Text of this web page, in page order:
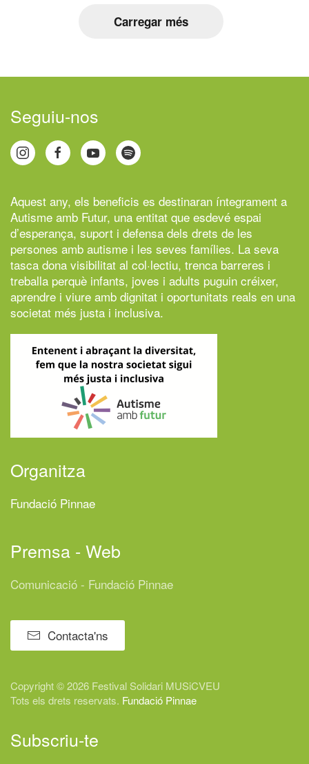
Carregar més
Seguiu-nos
Aquest any, els beneficis es destinaran íntegrament a
Autisme amb Futur, una entitat que esdevé espai
d’esperança, suport i defensa dels drets de les
persones amb autisme i les seves famílies. La seva
tasca dona visibilitat al col·lectiu, trenca barreres i
treballa perquè infants, joves i adults puguin créixer,
aprendre i viure amb dignitat i oportunitats reals en una
societat més justa i inclusiva.
Organitza
Fundació Pinnae
Premsa - Web
Comunicació - Fundació Pinnae
Contacta'ns
Copyright © 2026 Festival Solidari MUSiCVEU
Tots els drets reservats. Fundació Pinnae
Subscriu-te